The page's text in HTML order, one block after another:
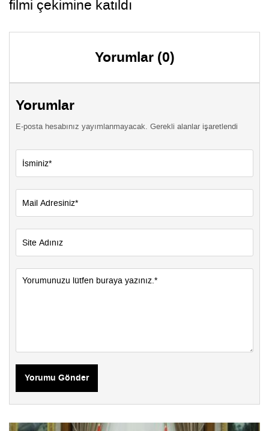
filmi çekimine katıldı
Yorumlar (0)
Yorumlar
E-posta hesabınız yayımlanmayacak. Gerekli alanlar işaretlendi
Yorumu Gönder